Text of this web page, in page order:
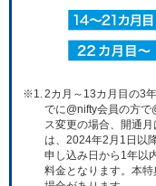
※1. 2カ月～13カ月目の3
でに@nifty会員の方で
ス変更の場合、開通
は、2024年2月1日以
申し込み日から1年以
料金となります。本